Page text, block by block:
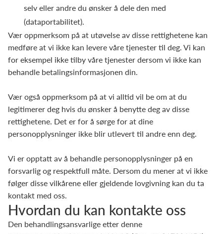
selv eller andre du ønsker å dele den med
(dataportabilitet).
Vær oppmerksom på at utøvelse av disse rettighetene kan
medføre at vi ikke kan levere våre tjenester til deg. Vi kan
for eksempel ikke tilby våre tjenester dersom vi ikke kan
behandle betalingsinformasjonen din.
Vær også oppmerksom på at vi alltid vil be om at du
legitimerer deg hvis du ønsker å benytte deg av disse
rettighetene. Det er for å sørge for at dine
personopplysninger ikke blir utlevert til andre enn deg.
Vi er opptatt av å behandle personopplysninger på en
forsvarlig og respektfull måte. Dersom du mener at vi ikke
følger disse vilkårene eller gjeldende lovgivning kan du ta
kontakt med oss.
Hvordan du kan kontakte oss
Den behandlingsansvarlige etter denne